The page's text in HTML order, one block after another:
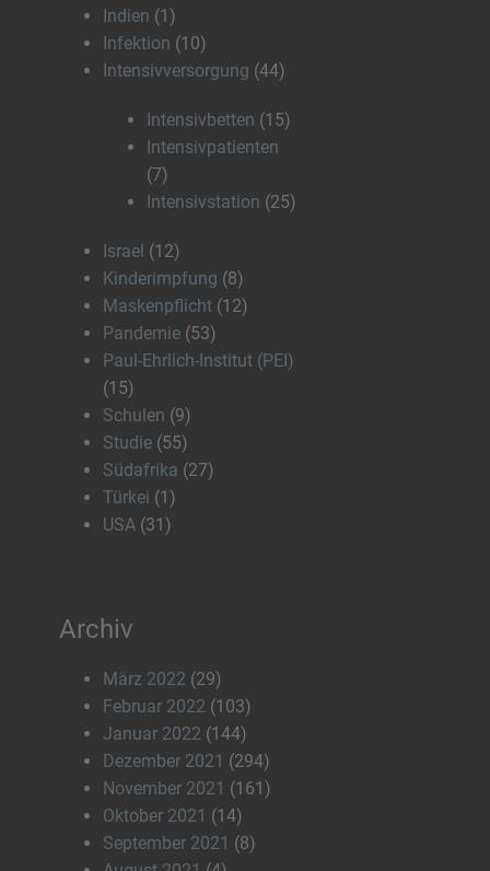
Indien (1)
Infektion (10)
Intensivversorgung (44)
Intensivbetten (15)
Intensivpatienten
(7)
Intensivstation (25)
Israel (12)
Kinderimpfung (8)
Maskenpflicht (12)
Pandemie (53)
Paul-Ehrlich-Institut (PEI)
(15)
Schulen (9)
Studie (55)
Südafrika (27)
Türkei (1)
USA (31)
Archiv
März 2022 (29)
Februar 2022 (103)
Januar 2022 (144)
Dezember 2021 (294)
November 2021 (161)
Oktober 2021 (14)
September 2021 (8)